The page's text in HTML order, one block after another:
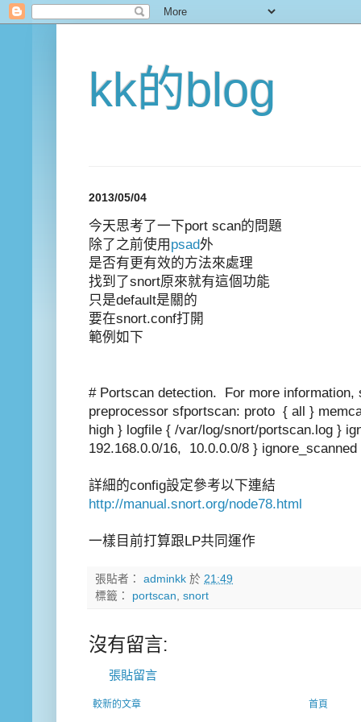
kk的blog
2013/05/04
今天思考了一下port scan的問題
除了之前使用 psad外
是否有更有效的方法來處理
找到了snort原來就有這個功能
只是default是關的
要在snort.conf打開
範例如下
# Portscan detection. For more information,
preprocessor sfportscan: proto { all }
high } logfile { /var/log/snort/portscan.log }
192.168.0.0/16, 10.0.0.0/8 }
詳細的config設定參考以下連結
http://manual.snort.org/node78.html
一樣目前打算跟LP共同運作
張貼者： adminkk 於 21:49
標籤： portscan, snort
沒有留言:
張貼留言
較新的文章 首頁